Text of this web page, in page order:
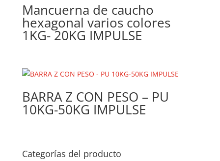
Mancuerna de caucho
hexagonal varios colores
1KG- 20KG IMPULSE
BARRA Z CON PESO – PU
10KG-50KG IMPULSE
Categorías del producto